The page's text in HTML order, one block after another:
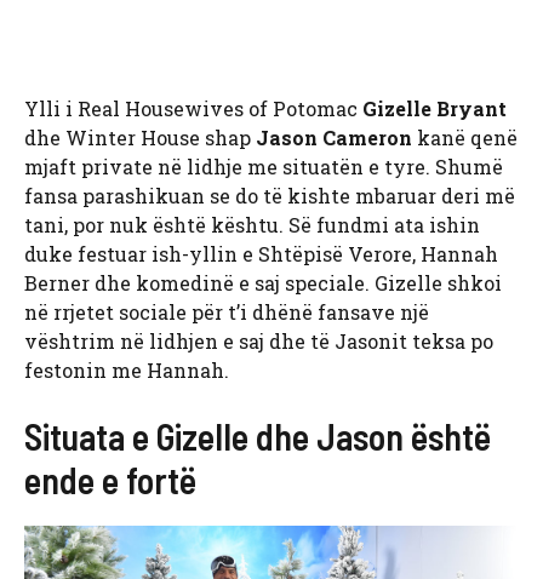
Ylli i Real Housewives of Potomac Gizelle Bryant
dhe Winter House shap Jason Cameron kanë qenë
mjaft private në lidhje me situatën e tyre. Shumë
fansa parashikuan se do të kishte mbaruar deri më
tani, por nuk është kështu. Së fundmi ata ishin
duke festuar ish-yllin e Shtëpisë Verore, Hannah
Berner dhe komedinë e saj speciale. Gizelle shkoi
në rrjetet sociale për t’i dhënë fansave një
vështrim në lidhjen e saj dhe të Jasonit teksa po
festonin me Hannah.
Situata e Gizelle dhe Jason është
ende e fortë